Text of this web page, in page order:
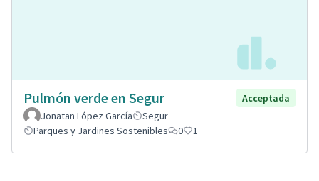
Pulmón verde en Segur
Acceptada
Jonatan López García
Segur
Parques y Jardines Sostenibles
0 1